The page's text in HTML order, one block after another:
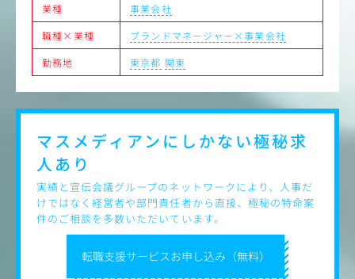
業種
事業会社
職種×業種
ブランドマネージャー×事業会社
勤務地
東京都 関東
転職支援サービスお申し込み（無料）
マスメディアンにしかない極秘求
人あり
実績と宣伝会議グループのネットワークにより、人事だ
けではなく経営者や部門責任者から直接、極秘の特命案
件のご相談を多数いただいています。